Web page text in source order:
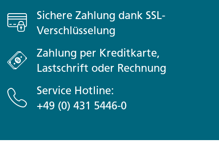
Sichere Zahlung dank SSL-
Verschlüsselung
Zahlung per Kreditkarte,
Lastschrift oder Rechnung
Service Hotline:
+49 (0) 431 5446-0